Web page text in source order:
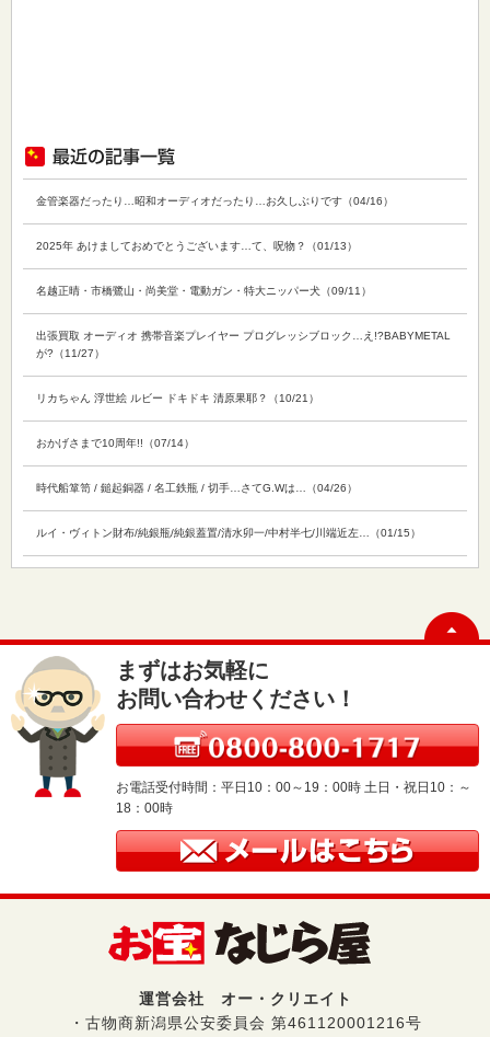
金管楽器だったり…昭和オーディオだったり…お久しぶりです（04/16）
2025年 あけましておめでとうございます…て、呪物？（01/13）
名越正晴・市橋鷺山・尚美堂・電動ガン・特大ニッパー犬（09/11）
出張買取 オーディオ 携帯音楽プレイヤー プログレッシブロック…え!?BABYMETAL
が?（11/27）
リカちゃん 浮世絵 ルビー ドキドキ 清原果耶？（10/21）
おかげさまで10周年!!（07/14）
時代船箪笥 / 鎚起銅器 / 名工鉄瓶 / 切手…さてG.Wは…（04/26）
ルイ・ヴィトン財布/純銀瓶/純銀蓋置/清水卯一/中村半七/川端近左…（01/15）
まずはお気軽に
お問い合わせください！
お電話受付時間：平日10：00～19：00時 土日・祝日10：～
18：00時
運営会社 オー・クリエイト
・古物商新潟県公安委員会 第461120001216号